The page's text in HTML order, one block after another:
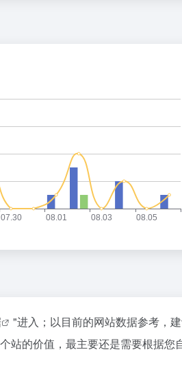
"进入；以目前的网站数据参考，
站的价值，最主要还是需要根据您